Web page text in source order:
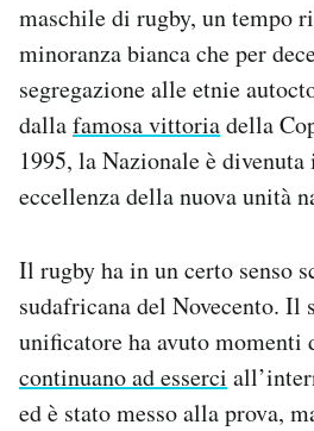
maschile di rugby, un tempo
minoranza bianca che per
segregazione alle etnie
dallafamosa vittoriadella
1995, la Nazionale è
eccellenza della nuova unità
Il rugby ha in un certo senso
sudafricana del Novecento. Il
unificatore ha avuto
continuano ad esserci
ed è stato messo alla prova,